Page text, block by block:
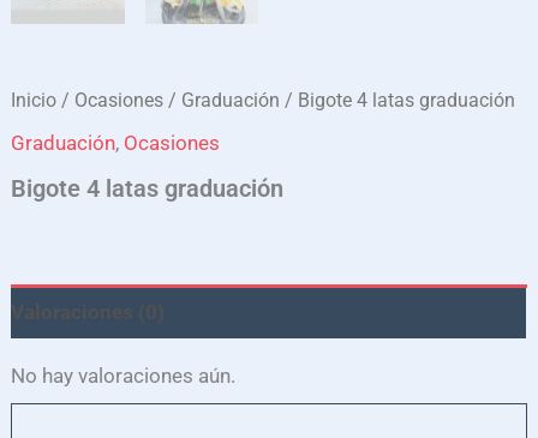
Inicio / Ocasiones / Graduación / Bigote 4 latas graduación
Graduación, Ocasiones
Bigote 4 latas graduación
Valoraciones (0)
No hay valoraciones aún.